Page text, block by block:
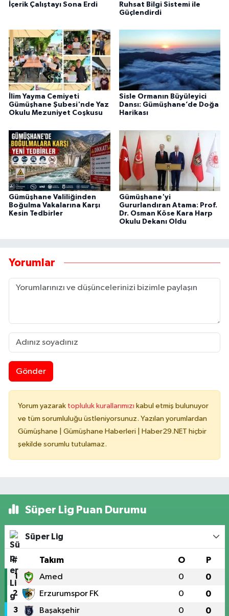
İçerik Çalıştayı Sona Erdi
Ruhsat Bilgi Sistemi ile
Güçlendirdi
İlim Yayma Cemiyeti
Gümüşhane Şubesi'nde Yaz
Okulu Mezuniyet Coşkusu
Sisle Ormanın Büyüleyici
Dansı: Gümüşhane’de Doğa
Harikası
Gümüşhane Valiliğinden
Boğulma Vakalarına Karşı
Kesin Tedbirler
Gümüşhane'yi
Gururlandıran Atama: Prof.
Dr. Osman Köse Kara Harp
Okulu Dekanı Oldu
Yorumlar
Gönder
Yorum yazarak topluluk kurallarımızı kabul etmiş bulunuyor
ve tüm sorumluluğu üstleniyorsunuz. Yazılan yorumlardan
Gümüşhane | Gümüşhane Haberleri | Haber29.NET hiçbir
şekilde sorumlu tutulamaz.
Süper Lig Puan Durumu
Süper Lig
# Takım O P
1 Amed 0 0
2 Erzurumspor FK 0 0
3 Başakşehir 0 0